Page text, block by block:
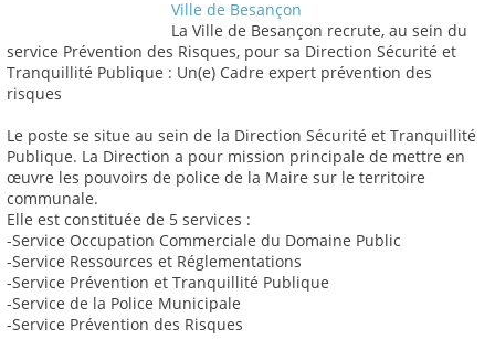
Ville de Besançon
La Ville de Besançon recrute, au sein du
service Prévention des Risques, pour sa Direction Sécurité et
Tranquillité Publique : Un(e) Cadre expert prévention des
risques
Le poste se situe au sein de la Direction Sécurité et Tranquillité
Publique. La Direction a pour mission principale de mettre en
œuvre les pouvoirs de police de la Maire sur le territoire
communale.
Elle est constituée de 5 services :
-Service Occupation Commerciale du Domaine Public
-Service Ressources et Réglementations
-Service Prévention et Tranquillité Publique
-Service de la Police Municipale
-Service Prévention des Risques